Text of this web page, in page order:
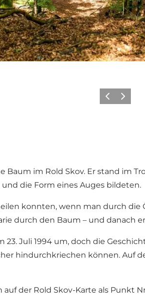
ZurückWeiter
Baum im Rold Skov. Er stand im
die Form eines Auges bildeten.
konnten, wenn man durch die
durch den Baum – und danach
Juli 1994 um, doch die
hindurchkriechen können. Auf
der Rold Skov-Karte als Punkt